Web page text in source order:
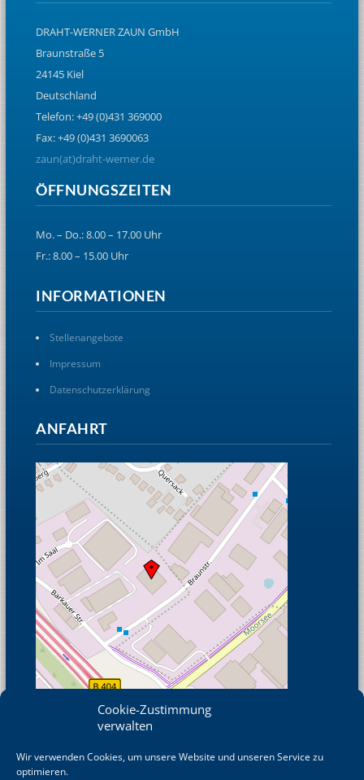
Cookie-Zustimmung
verwalten
Wir verwenden Cookies, um unsere Website und unseren Service zu
optimieren.
DRAHT-WERNER ZAUN GmbH
Braunstraße 5
24145 Kiel
Deutschland
Telefon: +49 (0)431 369000
Fax: +49 (0)431 3690063
zaun(at)draht-werner.de
ÖFFNUNGSZEITEN
Mo. – Do.: 8.00 – 17.00 Uhr
Fr.: 8.00 – 15.00 Uhr
INFORMATIONEN
Stellenangebote
Impressum
Datenschutzerklärung
ANFAHRT
© OpenStreetMap